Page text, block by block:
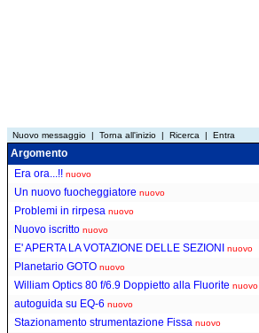
Nuovo messaggio | Torna all'inizio | Ricerca | Entra
Argomento
Era ora...!! nuovo
Un nuovo fuocheggiatore nuovo
Problemi in rirpesa nuovo
Nuovo iscritto nuovo
E' APERTA LA VOTAZIONE DELLE SEZIONI nuovo
Planetario GOTO nuovo
William Optics 80 f/6.9 Doppietto alla Fluorite nuovo
autoguida su EQ-6 nuovo
Stazionamento strumentazione Fissa nuovo